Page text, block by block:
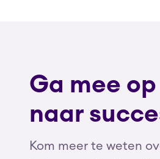
Ga mee
naar
Kom meer te weten